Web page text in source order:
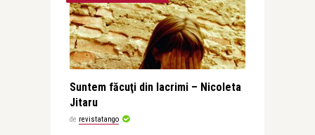
Suntem făcuţi din lacrimi – Nicoleta
Jitaru
de revistatango